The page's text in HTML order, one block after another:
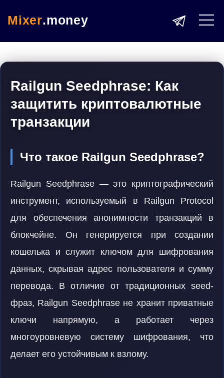
Mixer.money
Railgun Seedphrase: Как
защитить криптовалютные
транзакции
Что такое Railgun Seedphrase?
Railgun Seedphrase — это криптографический
инструмент, используемый в Railgun Protocol
для обеспечения анонимности транзакций в
блокчейне. Он генерируется при создании
кошелька и служит ключом для шифрования
данных, скрывая адрес пользователя и сумму
перевода. В отличие от традиционных seed-
фраз, Railgun Seedphrase не хранит приватные
ключи напрямую, а работает через
многоуровневую систему шифрования, что
делает его устойчивым к взлому.